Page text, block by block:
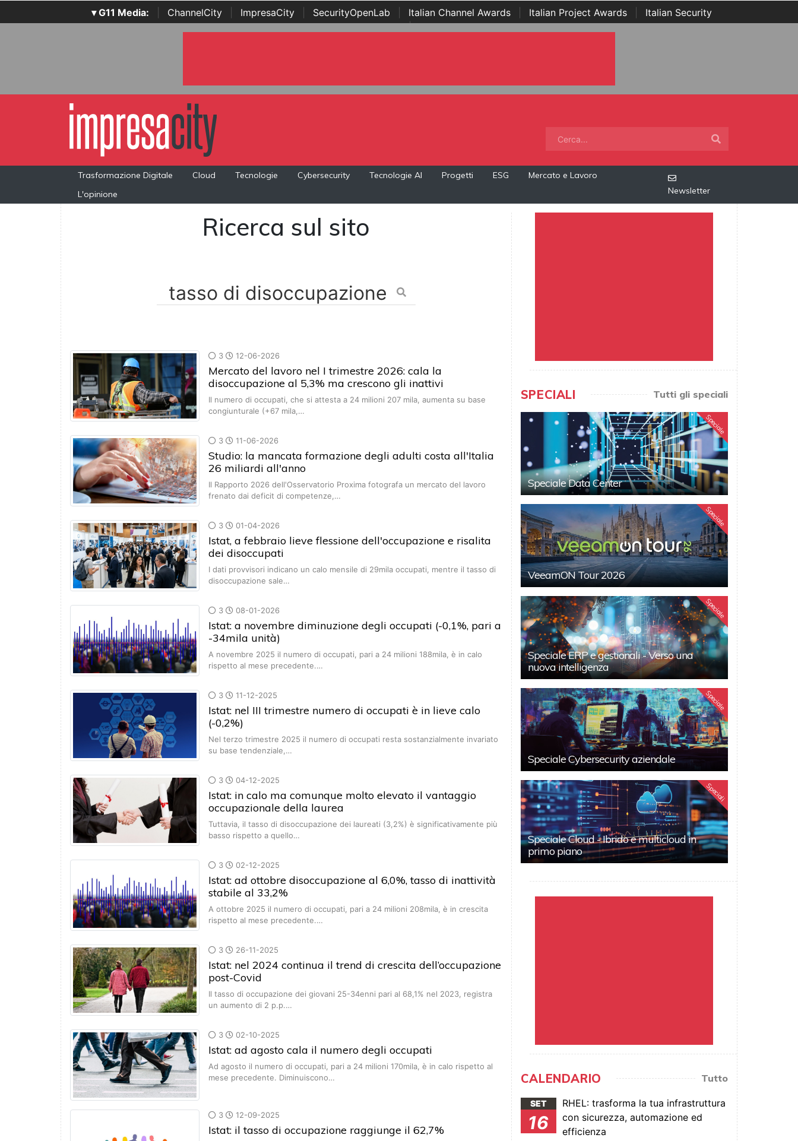
▾ G11 Media: ChannelCity ImpresaCity SecurityOpenLab Italian Channel Awards Italian Project Awards
Italian Security
Awards | ...
Trasformazione Digitale Cloud Tecnologie Cybersecurity Tecnologie AI Progetti ESG
Mercato e Lavoro
L'opinione
Newsletter
Ricerca sul sito
3 12-06-2026
Mercato del lavoro nel I trimestre 2026: cala la
disoccupazione al 5,3% ma crescono gli inattivi
Il numero di occupati, che si attesta a 24 milioni 207 mila, aumenta su base
congiunturale (+67 mila,…
3 11-06-2026
Studio: la mancata formazione degli adulti costa all'Italia
26 miliardi all'anno
Il Rapporto 2026 dell'Osservatorio Proxima fotografa un mercato del lavoro
frenato dai deficit di competenze,…
3 01-04-2026
Istat, a febbraio lieve flessione dell'occupazione e risalita
dei disoccupati
I dati provvisori indicano un calo mensile di 29mila occupati, mentre il tasso di
disoccupazione sale…
3 08-01-2026
Istat: a novembre diminuzione degli occupati (-0,1%, pari a
-34mila unità)
A novembre 2025 il numero di occupati, pari a 24 milioni 188mila, è in calo
rispetto al mese precedente.…
3 11-12-2025
Istat: nel III trimestre numero di occupati è in lieve calo
(-0,2%)
Nel terzo trimestre 2025 il numero di occupati resta sostanzialmente invariato
su base tendenziale,…
3 04-12-2025
Istat: in calo ma comunque molto elevato il vantaggio
occupazionale della laurea
Tuttavia, il tasso di disoccupazione dei laureati (3,2%) è significativamente più
basso rispetto a quello…
3 02-12-2025
Istat: ad ottobre disoccupazione al 6,0%, tasso di inattività
stabile al 33,2%
A ottobre 2025 il numero di occupati, pari a 24 milioni 208mila, è in crescita
rispetto al mese precedente.…
3 26-11-2025
Istat: nel 2024 continua il trend di crescita dell’occupazione
post-Covid
Il tasso di occupazione dei giovani 25-34enni pari al 68,1% nel 2023, registra
un aumento di 2 p.p.…
3 02-10-2025
Istat: ad agosto cala il numero degli occupati
Ad agosto il numero di occupati, pari a 24 milioni 170mila, è in calo rispetto al
mese precedente. Diminuiscono…
3 12-09-2025
Istat: il tasso di occupazione raggiunge il 62,7%
SPECIALI Tutti gli speciali
Speciale
Speciale Data Center
Speciale
VeeamON Tour 2026
Speciale
Speciale ERP e gestionali - Verso una
nuova intelligenza
Speciale
Speciale Cybersecurity aziendale
Speciali
Speciale Cloud - Ibrido e multicloud in
primo piano
CALENDARIO Tutto
SET
16
RHEL: trasforma la tua infrastruttura
con sicurezza, automazione ed
efficienza